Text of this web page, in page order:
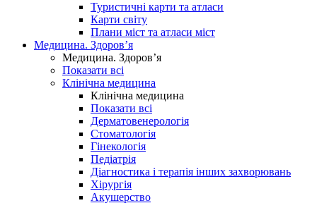
Туристичні карти та атласи
Карти світу
Плани міст та атласи міст
Медицина. Здоров’я
Медицина. Здоров’я
Показати всі
Клінічна медицина
Клінічна медицина
Показати всі
Дерматовенерологія
Стоматологія
Гінекологія
Педіатрія
Діагностика і терапія інших захворювань
Хірургія
Акушерство